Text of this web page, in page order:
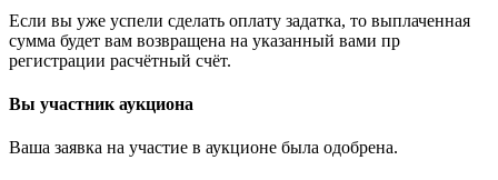
Если вы уже успели сделать оплату задатка, то выплаченная
сумма будет вам возвращена на указанный вами пр
регистрации расчётный счёт.
Вы участник аукциона
Ваша заявка на участие в аукционе была одобрена.